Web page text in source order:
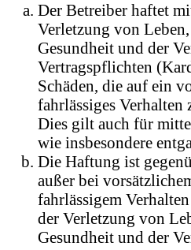
Der Betreiber haftet
Verletzung von
Gesundheit und der
Vertragspflichten
Schäden, die auf ein
fahrlässiges
Dies gilt auch für
wie insbesondere
Die Haftung ist
außer bei
fahrlässigem
der Verletzung von
Gesundheit und der